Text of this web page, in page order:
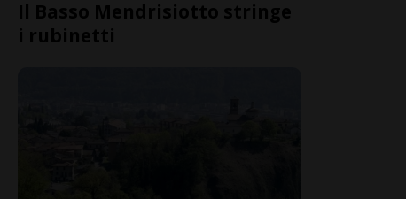
Il Basso Mendrisiotto stringe
i rubinetti